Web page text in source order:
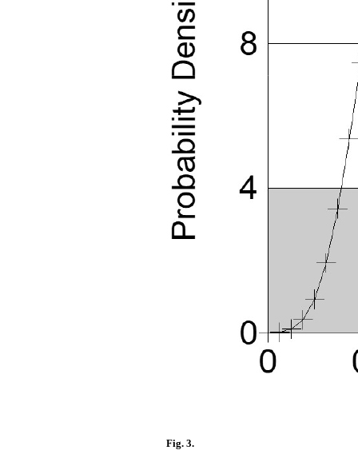
Fig. 3.